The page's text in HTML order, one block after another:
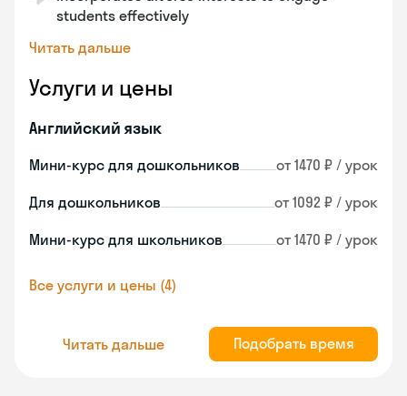
students effectively
Читать дальше
Услуги и цены
Английский язык
Мини-курс для дошкольников от 1470 ₽ / урок
Для дошкольников от 1092 ₽ / урок
Мини-курс для школьников от 1470 ₽ / урок
Все услуги и цены (4)
Читать дальше Подобрать время